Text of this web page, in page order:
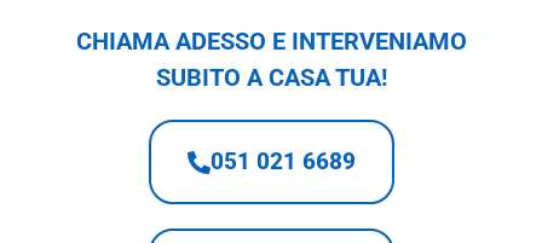
CHIAMA ADESSO E INTERVENIAMO
SUBITO A CASA TUA!
051 021 6689